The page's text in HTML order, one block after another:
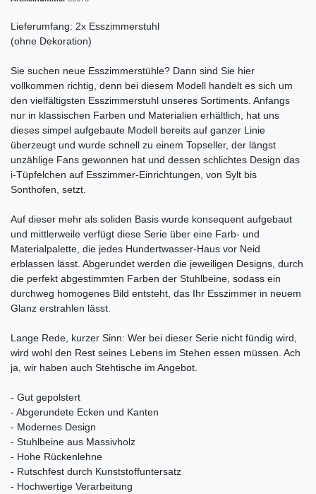
Lieferumfang: 2x Esszimmerstuhl
(ohne Dekoration)
Sie suchen neue Esszimmerstühle? Dann sind Sie hier
vollkommen richtig, denn bei diesem Modell handelt es sich um
den vielfältigsten Esszimmerstuhl unseres Sortiments. Anfangs
nur in klassischen Farben und Materialien erhältlich, hat uns
dieses simpel aufgebaute Modell bereits auf ganzer Linie
überzeugt und wurde schnell zu einem Topseller, der längst
unzählige Fans gewonnen hat und dessen schlichtes Design das
i-Tüpfelchen auf Esszimmer-Einrichtungen, von Sylt bis
Sonthofen, setzt.
Auf dieser mehr als soliden Basis wurde konsequent aufgebaut
und mittlerweile verfügt diese Serie über eine Farb- und
Materialpalette, die jedes Hundertwasser-Haus vor Neid
erblassen lässt. Abgerundet werden die jeweiligen Designs, durch
die perfekt abgestimmten Farben der Stuhlbeine, sodass ein
durchweg homogenes Bild entsteht, das Ihr Esszimmer in neuem
Glanz erstrahlen lässt.
Lange Rede, kurzer Sinn: Wer bei dieser Serie nicht fündig wird,
wird wohl den Rest seines Lebens im Stehen essen müssen. Ach
ja, wir haben auch Stehtische im Angebot.
- Gut gepolstert
- Abgerundete Ecken und Kanten
- Modernes Design
- Stuhlbeine aus Massivholz
- Hohe Rückenlehne
- Rutschfest durch Kunststoffuntersatz
- Hochwertige Verarbeitung